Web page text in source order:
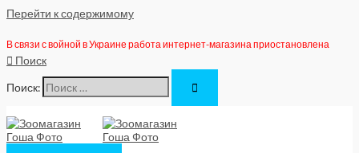
Перейти к содержимому
В связи с войной в Украине работа интернет-магазина приостановлена
Поиск
Поиск: